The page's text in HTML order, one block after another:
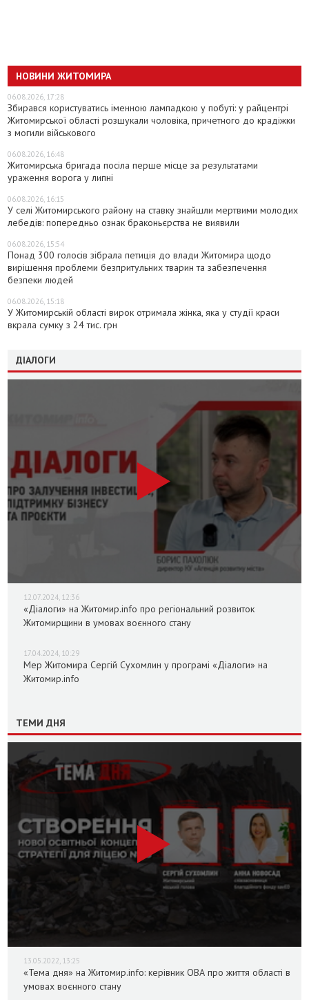
НОВИНИ ЖИТОМИРА
06.08.2026, 17:28
Збирався користуватись іменною лампадкою у побуті: у райцентрі
Житомирської області розшукали чоловіка, причетного до крадіжки
з могили військового
06.08.2026, 16:48
Житомирська бригада посіла перше місце за результатами
ураження ворога у липні
06.08.2026, 16:15
У селі Житомирського району на ставку знайшли мертвими молодих
лебедів: попередньо ознак браконьєрства не виявили
06.08.2026, 15:54
Понад 300 голосів зібрала петиція до влади Житомира щодо
вирішення проблеми безпритульних тварин та забезпечення
безпеки людей
06.08.2026, 15:18
У Житомирській області вирок отримала жінка, яка у студії краси
вкрала сумку з 24 тис. грн
ДІАЛОГИ
12.07.2024, 12:36
«Діалоги» на Житомир.info про регіональний розвиток
Житомирщини в умовах воєнного стану
17.04.2024, 10:29
Мер Житомира Сергій Сухомлин у програмі «Діалоги» на
Житомир.info
ТЕМИ ДНЯ
13.05.2022, 13:25
«Тема дня» на Житомир.info: керівник ОВА про життя області в
умовах воєнного стану